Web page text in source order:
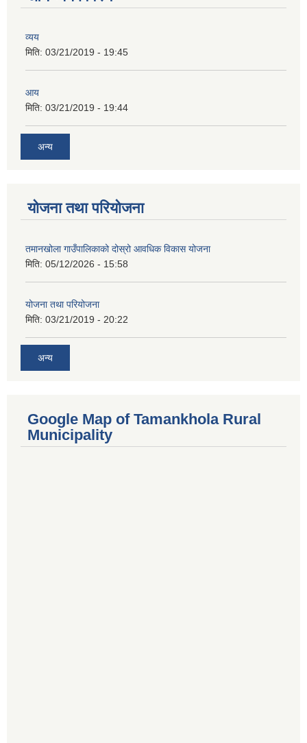
व्यय
मिति: 03/21/2019 - 19:45
आय
मिति: 03/21/2019 - 19:44
अन्य
योजना तथा परियोजना
तमानखोला गाउँपालिकाको दोस्रो आवधिक विकास योजना
मिति: 05/12/2026 - 15:58
योजना तथा परियोजना
मिति: 03/21/2019 - 20:22
अन्य
Google Map of Tamankhola Rural
Municipality